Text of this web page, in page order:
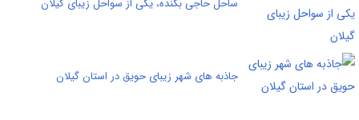
ساحل حاجی بکنده، یکی از سواحل زیبای گیلان
جاذبه های شهر زیبای حویق در استان گیلان